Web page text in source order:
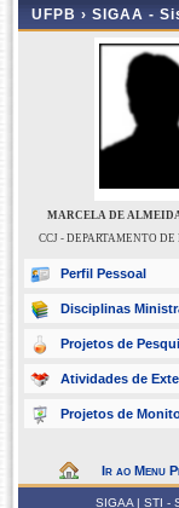
UFPB › SIGAA -
MARCELA DE
CCJ - DEPARTAMENTO
Perfil Pessoal
Disciplinas
Projetos de
Atividades de
Projetos de
Ir ao Menu
SIGAA | STI -